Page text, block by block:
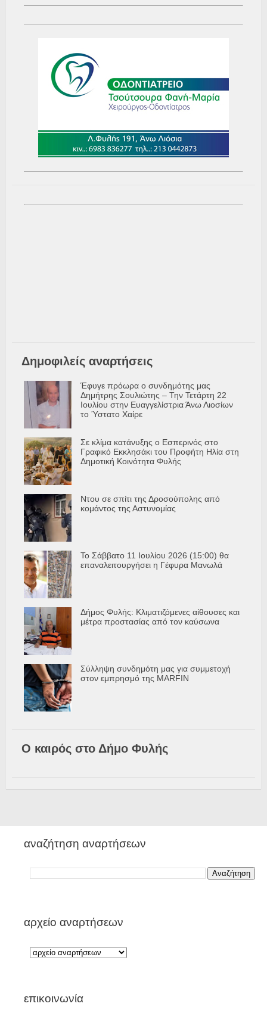
Δημοφιλείς αναρτήσεις
Έφυγε πρόωρα ο συνδημότης μας
Δημήτρης Σουλιώτης – Την Τετάρτη 22
Ιουλίου στην Ευαγγελίστρια Άνω Λιοσίων
το Ύστατο Χαίρε
Σε κλίμα κατάνυξης ο Εσπερινός στο
Γραφικό Εκκλησάκι του Προφήτη Ηλία στη
Δημοτική Κοινότητα Φυλής
Ντου σε σπίτι της Δροσούπολης από
κομάντος της Αστυνομίας
Το Σάββατο 11 Ιουλίου 2026 (15:00) θα
επαναλειτουργήσει η Γέφυρα Μανωλά
Δήμος Φυλής: Κλιματιζόμενες αίθουσες και
μέτρα προστασίας από τον καύσωνα
Σύλληψη συνδημότη μας για συμμετοχή
στον εμπρησμό της MARFIN
Ο καιρός στο Δήμο Φυλής
αναζήτηση αναρτήσεων
αρχείο αναρτήσεων
επικοινωνία